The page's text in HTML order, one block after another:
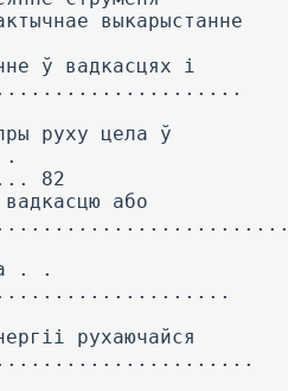
выкарыстанне
ў вадкасцях і
руху цела ў
.
82
або
. .
рухаючайся